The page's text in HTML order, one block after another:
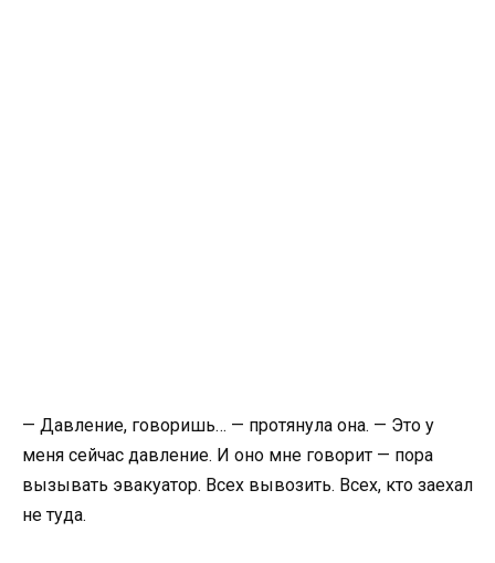
— Давление, говоришь… — протянула она. — Это у
меня сейчас давление. И оно мне говорит — пора
вызывать эвакуатор. Всех вывозить. Всех, кто заехал
не туда.